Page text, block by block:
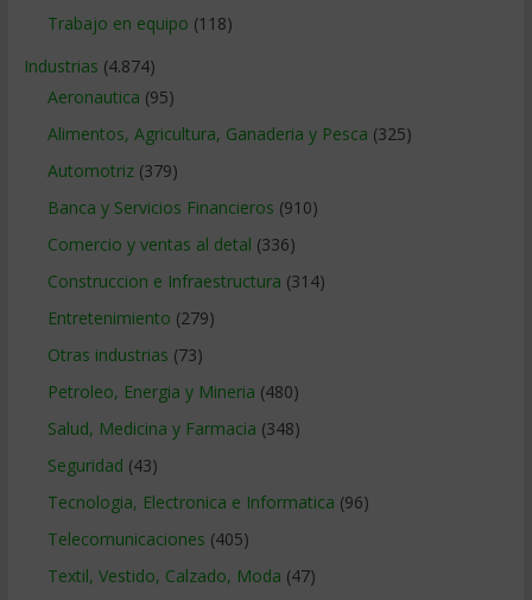
Trabajo en equipo (118)
Industrias (4.874)
Aeronautica (95)
Alimentos, Agricultura, Ganaderia y Pesca (325)
Automotriz(379)
Banca y Servicios Financieros (910)
Comercio y ventas al detal (336)
Construccion e Infraestructura (314)
Entretenimiento (279)
Otras industrias (73)
Petroleo, Energia y Mineria (480)
Salud, Medicina y Farmacia (348)
Seguridad (43)
Tecnologia, Electronica e Informatica (96)
Telecomunicaciones (405)
Textil, Vestido, Calzado, Moda (47)